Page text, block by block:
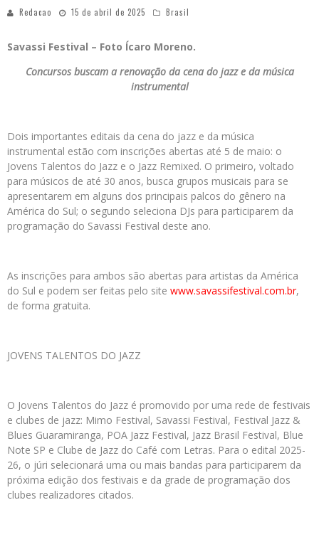
Redacao 15 de abril de 2025 Brasil
Savassi Festival – Foto Ícaro Moreno.
Concursos buscam a renovação da cena do jazz e da música
instrumental
Dois importantes editais da cena do jazz e da música
instrumental estão com inscrições abertas até 5 de maio: o
Jovens Talentos do Jazz e o Jazz Remixed. O primeiro, voltado
para músicos de até 30 anos, busca grupos musicais para se
apresentarem em alguns dos principais palcos do gênero na
América do Sul; o segundo seleciona DJs para participarem da
programação do Savassi Festival deste ano.
As inscrições para ambos são abertas para artistas da América
do Sul e podem ser feitas pelo site www.savassifestival.com.br,
de forma gratuita.
JOVENS TALENTOS DO JAZZ
O Jovens Talentos do Jazz é promovido por uma rede de festivais
e clubes de jazz: Mimo Festival, Savassi Festival, Festival Jazz &
Blues Guaramiranga, POA Jazz Festival, Jazz Brasil Festival, Blue
Note SP e Clube de Jazz do Café com Letras. Para o edital 2025-
26, o júri selecionará uma ou mais bandas para participarem da
próxima edição dos festivais e da grade de programação dos
clubes realizadores citados.